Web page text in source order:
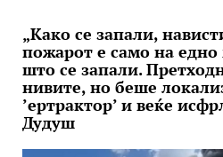
„Како се запали,
пожарот е само на едно
што се запали.
нивите, но беше
’ертрактор’ и веќе
Дудуш